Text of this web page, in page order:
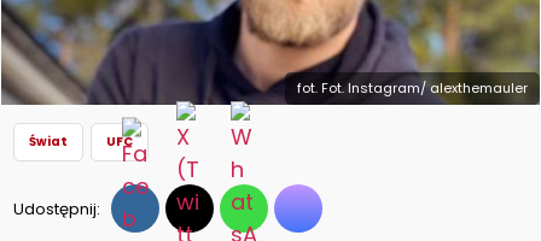
fot. Fot. Instagram/ alexthemauler
Świat UFC
Udostępnij: